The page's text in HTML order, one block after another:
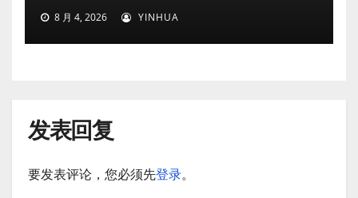
8 月 4, 2026 YINHUA
发表回复
要发表评论，您必须先登录。